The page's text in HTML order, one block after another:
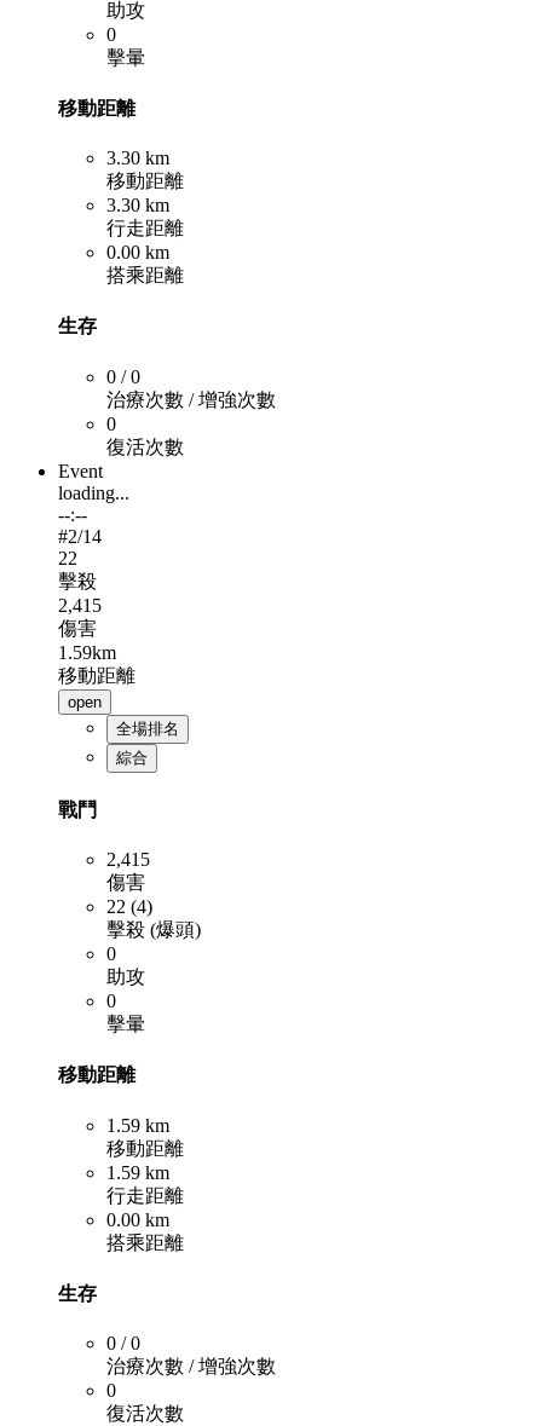
助攻
0
擊暈
移動距離
3.30 km
移動距離
3.30 km
行走距離
0.00 km
搭乘距離
生存
0 / 0
治療次數 / 增強次數
0
復活次數
Event
loading...
--:--
#2/14
22
擊殺
2,415
傷害
1.59km
移動距離
open
全場排名
綜合
戰鬥
2,415
傷害
22 (4)
擊殺 (爆頭)
0
助攻
0
擊暈
移動距離
1.59 km
移動距離
1.59 km
行走距離
0.00 km
搭乘距離
生存
0 / 0
治療次數 / 增強次數
0
復活次數